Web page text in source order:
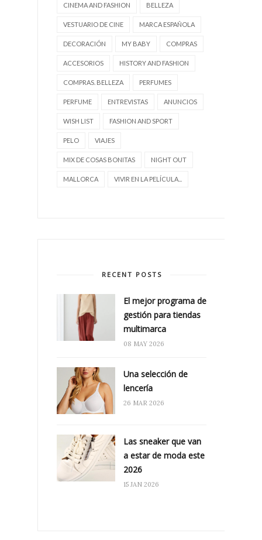
CINEMA AND FASHION BELLEZA
VESTUARIO DE CINE MARCA ESPAÑOLA
DECORACIÓN MY BABY COMPRAS
ACCESORIOS HISTORY AND FASHION
COMPRAS. BELLEZA PERFUMES
PERFUME ENTREVISTAS ANUNCIOS
WISH LIST FASHION AND SPORT
PELO VIAJES
MIX DE COSAS BONITAS NIGHT OUT
MALLORCA VIVIR EN LA PELÍCULA...
RECENT POSTS
El mejor programa de
gestión para tiendas
multimarca
08 MAY 2026
Una selección de
lencería
26 MAR 2026
Las sneaker que van
a estar de moda este
2026
15 JAN 2026